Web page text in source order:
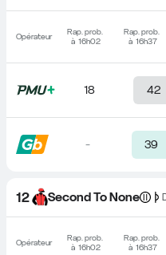
Opérateur
Rap. prob.
à 16h02
Rap. prob.
à 16h37
18 42
- 39
12 Second To None
Opérateur
Rap. prob.
à 16h02
Rap. prob.
à 16h37